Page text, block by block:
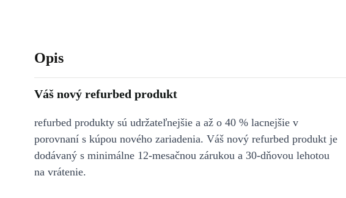
Opis
Váš nový refurbed produkt
refurbed produkty sú udržateľnejšie a až o 40 % lacnejšie v
porovnaní s kúpou nového zariadenia. Váš nový refurbed produkt je
dodávaný s minimálne 12-mesačnou zárukou a 30-dňovou lehotou
na vrátenie.